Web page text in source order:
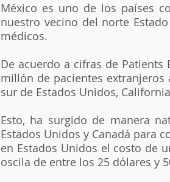
México es uno de los países
nuestro vecino del norte
médicos.
De acuerdo a cifras de Patients
millón de pacientes
sur de Estados Unidos,
Esto, ha surgido de manera
Estados Unidos y Canadá para
en Estados Unidos el costo de
oscila de entre los 25 dólares y